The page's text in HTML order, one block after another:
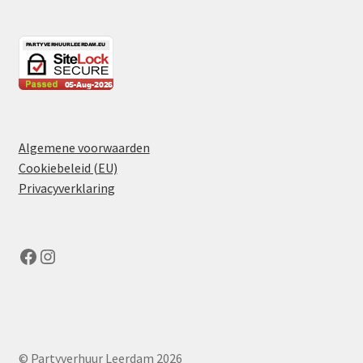
Algemene voorwaarden
Cookiebeleid (EU)
Privacyverklaring
Facebook
Instagram
© Partyverhuur Leerdam 2026